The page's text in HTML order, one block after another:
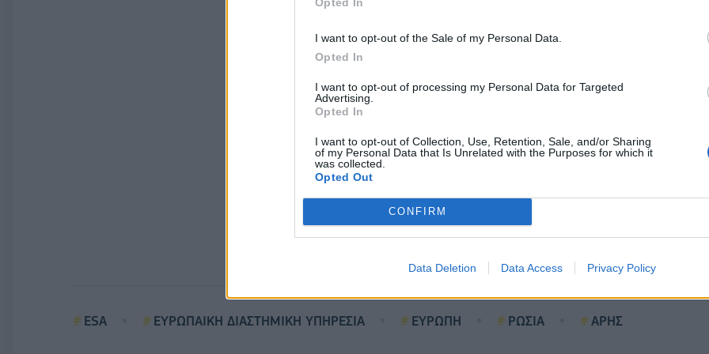
I want to opt-out of the Sale of my Personal Data.
Opted In
I want to opt-out of processing my Personal Data for Targeted
Advertising.
Opted In
I want to opt-out of Collection, Use, Retention, Sale, and/or Sharing
of my Personal Data that Is Unrelated with the Purposes for which it
was collected.
Opted Out
CONFIRM
Data Deletion Data Access Privacy Policy
ESA ΕΥΡΩΠΑΙΚΗ ΔΙΑΣΤΗΜΙΚΗ ΥΠΗΡΕΣΙΑ ΕΥΡΩΠΗ ΡΩΣΙΑ ΑΡΗΣ